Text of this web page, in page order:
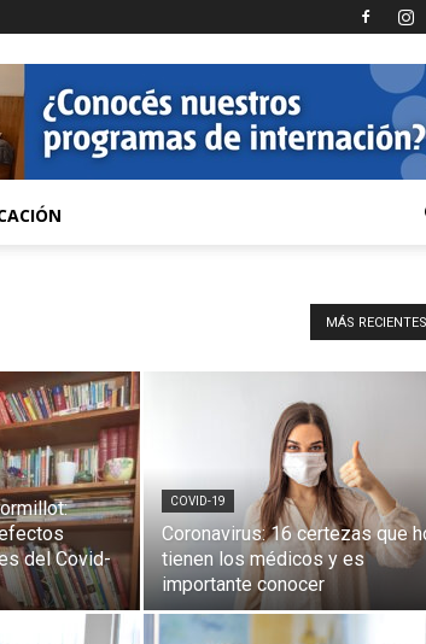
MÁS RECIENTES
del Covid-
COVID-19
Coronavirus: 16 certezas que
tienen los médicos y es
importante conocer